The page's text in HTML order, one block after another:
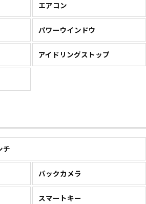
エアコン
パワーウインドウ
アイドリングストップ
チ
バックカメラ
スマートキー